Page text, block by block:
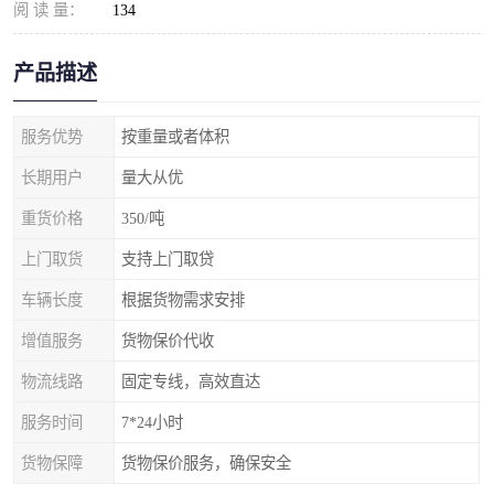
阅 读 量： 134
产品描述
服务优势 按重量或者体积
长期用户 量大从优
重货价格 350/吨
上门取货 支持上门取贷
车辆长度 根据货物需求安排
增值服务 货物保价代收
物流线路 固定专线，高效直达
服务时间 7*24小时
货物保障 货物保价服务，确保安全